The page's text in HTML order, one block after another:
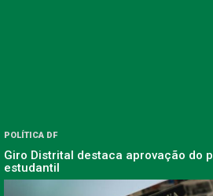
POLÍTICA DF
Giro Distrital destaca aprovação do
estudantil